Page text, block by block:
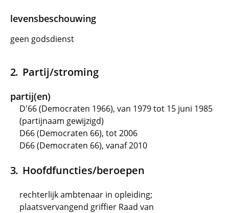
levensbeschouwing
geen godsdienst
Partij/stroming
partij(en)
D'66 (Democraten 1966), van 1979 tot 15 juni 1985
(partijnaam gewijzigd)
D66 (Democraten 66), tot 2006
D66 (Democraten 66), vanaf 2010
Hoofdfuncties/beroepen
rechterlijk ambtenaar in opleiding;
plaatsvervangend griffier Raad van